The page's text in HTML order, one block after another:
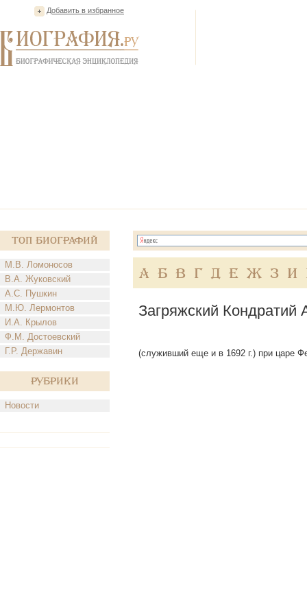
Добавить в избранное
Топ Биографий
М.В. Ломоносов
В.А. Жуковский
А.С. Пушкин
М.Ю. Лермонтов
И.А. Крылов
Ф.М. Достоевский
Г.Р. Державин
Рубрики
Новости
А Б В Г Д Е Ж З И
Загряжский Кондратий
(служивший еще и в 1692 г.) при царе